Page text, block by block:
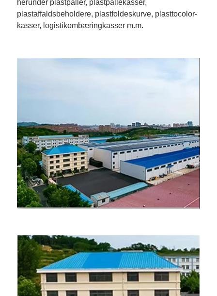
herunder plastpaller, plastpallekasser,
plastaffaldsbeholdere, plastfoldeskurve, plasttocolor-
kasser, logistikombæringkasser m.m.